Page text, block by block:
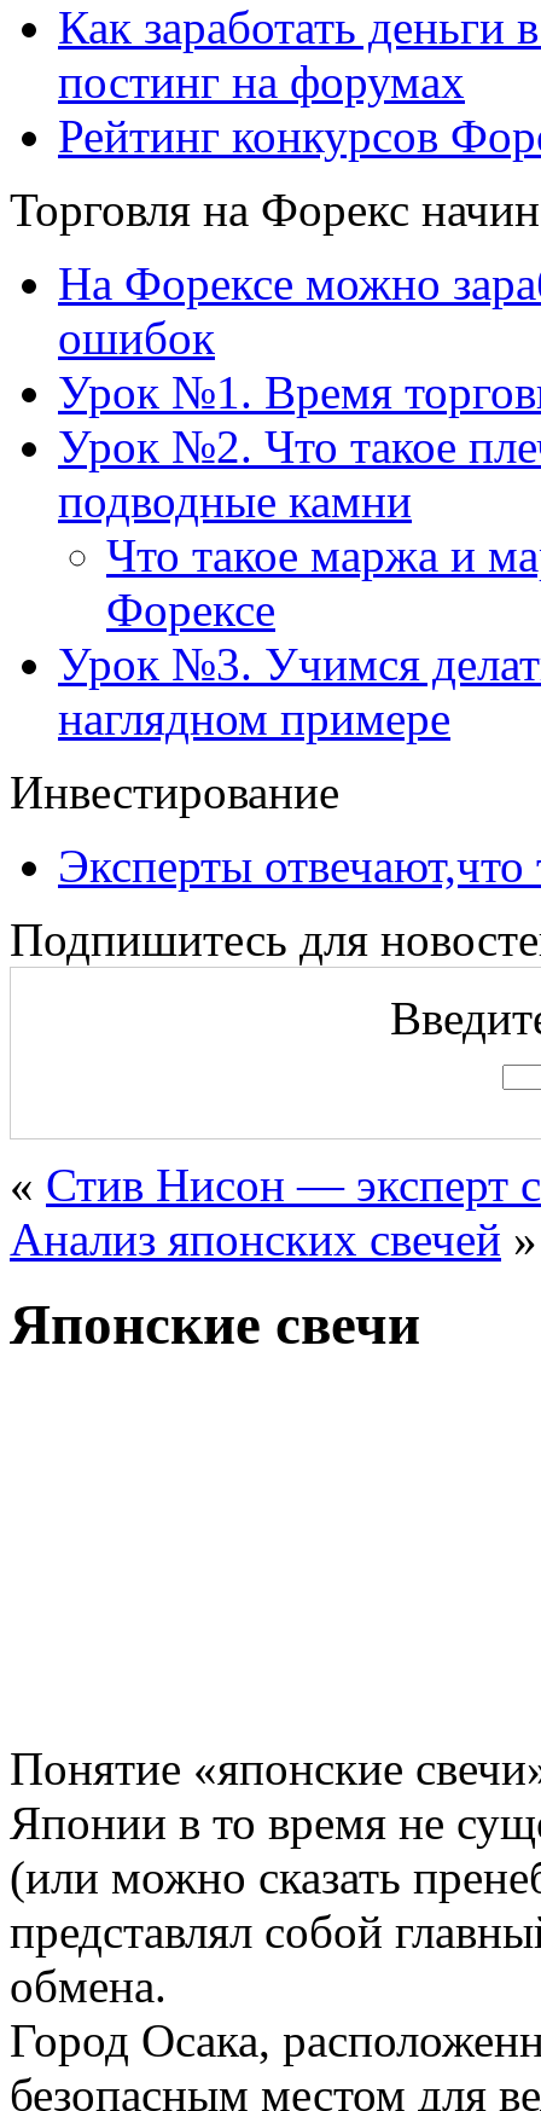
Как заработать
постинг на форумах
Рейтинг конкурсов
Торговля на Форекс
На Форексе можно
ошибок
Урок №1. Время
Урок №2. Что такое
подводные камни
Что такое маржа и
Форексе
Урок №3. Учимся
наглядном примере
Инвестирование
Эксперты
Подпишитесь для
« Стив Нисон — эксперт
Анализ японских свечей »
Японские свечи
Понятие «японские
Японии в то время не
(или можно сказать
представлял собой
обмена.
Город Осака,
безопасным местом для